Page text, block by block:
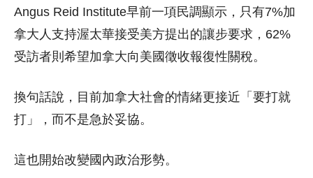
Angus Reid Institute早前一項民調顯示，只有7%加
拿大人支持渥太華接受美方提出的讓步要求，62%
受訪者則希望加拿大向美國徵收報復性關稅。
換句話說，目前加拿大社會的情緒更接近「要打就
打」，而不是急於妥協。
這也開始改變國內政治形勢。